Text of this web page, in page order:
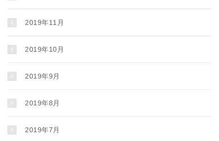
2019年11月
2019年10月
2019年9月
2019年8月
2019年7月